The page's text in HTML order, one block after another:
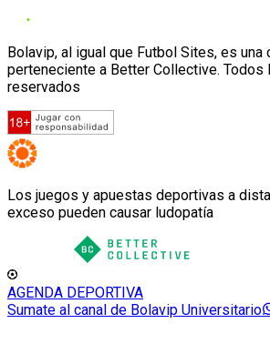
Bolavip, al igual que Futbol Sites, es una
perteneciente a Better Collective. Todos
reservados
Los juegos y apuestas deportivas a
exceso pueden causar ludopatía
AGENDA DEPORTIVA
Sumate al canal de Bolavip Universitario